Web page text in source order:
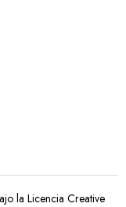
la Licencia Creative